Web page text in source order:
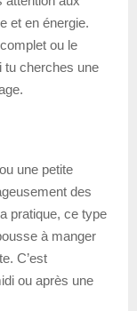
et en énergie.
ou le
tu cherches une
une petite
des
pratique, ce type
à manger
C’est
ou après une